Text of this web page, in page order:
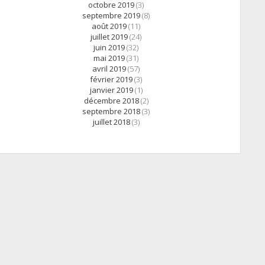
octobre 2019(3)
septembre 2019(8)
août 2019(11)
juillet 2019(24)
juin 2019(32)
mai 2019(31)
avril 2019(57)
février 2019(3)
janvier 2019(1)
décembre 2018(2)
septembre 2018(3)
juillet 2018(3)